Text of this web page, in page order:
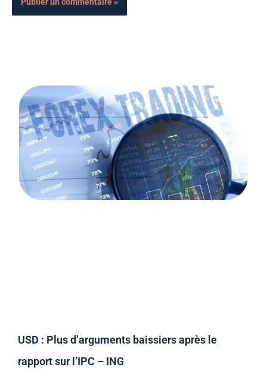
USD : Plus d’arguments baissiers après le
rapport sur l’IPC – ING